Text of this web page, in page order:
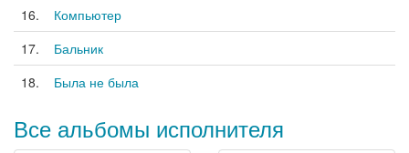
16.
Компьютер
17.
Бальник
18.
Была не была
Все альбомы исполнителя